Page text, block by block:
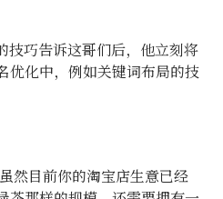
技巧告诉这哥们后，他立刻将
优化中，例如关键词布局的技
然目前你的淘宝店生意已经